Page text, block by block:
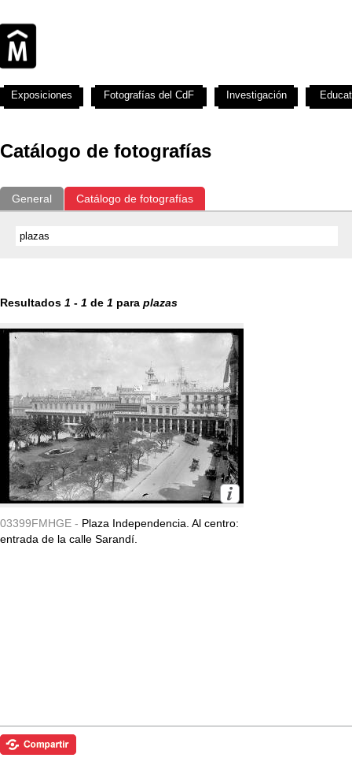
Catálogo de fotografías
General Catálogo de fotografías
Resultados 1 - 1 de 1 para plazas
03399FMHGE - Plaza Independencia. Al centro:
entrada de la calle Sarandí.
Exposiciones Fotografías del CdF Investigación